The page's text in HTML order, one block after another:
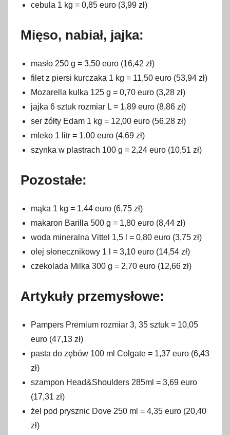
cebula 1 kg = 0,85 euro (3,99 zł)
Mięso, nabiał, jajka:
masło 250 g = 3,50 euro (16,42 zł)
filet z piersi kurczaka 1 kg = 11,50 euro (53,94 zł)
Mozarella kulka 125 g = 0,70 euro (3,28 zł)
jajka 6 sztuk rozmiar L = 1,89 euro (8,86 zł)
ser żółty Edam 1 kg = 12,00 euro (56,28 zł)
mleko 1 litr = 1,00 euro (4,69 zł)
szynka w plastrach 100 g = 2,24 euro (10,51 zł)
Pozostałe:
mąka 1 kg = 1,44 euro (6,75 zł)
makaron Barilla 500 g = 1,80 euro (8,44 zł)
woda mineralna Vittel 1,5 l = 0,80 euro (3,75 zł)
olej słonecznikowy 1 l = 3,10 euro (14,54 zł)
czekolada Milka 300 g = 2,70 euro (12,66 zł)
Artykuły przemysłowe:
Pampers Premium rozmiar 3, 35 sztuk = 10,05
euro (47,13 zł)
pasta do zębów 100 ml Colgate = 1,37 euro (6,43
zł)
szampon Head&Shoulders 285ml = 3,69 euro
(17,31 zł)
żel pod prysznic Dove 250 ml = 4,35 euro (20,40
zł)